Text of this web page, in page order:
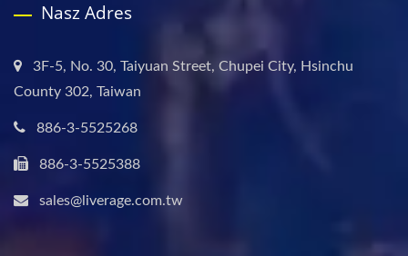
Nasz Adres
3F-5, No. 30, Taiyuan Street, Chupei City, Hsinchu
County 302, Taiwan
886-3-5525268
886-3-5525388
sales@liverage.com.tw